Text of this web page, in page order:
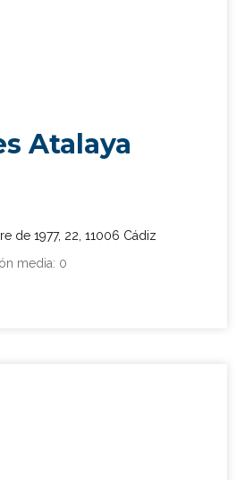
Atalaya
de 1977, 22, 11006 Cádiz
media: 0